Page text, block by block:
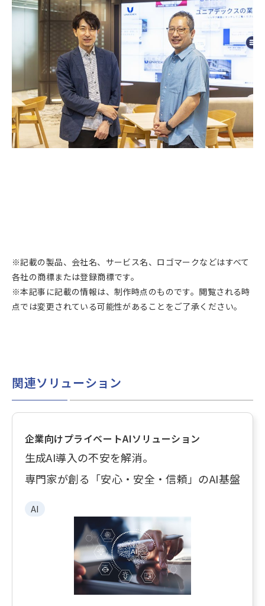
※記載の製品、会社名、サービス名、ロゴマークなどはすべて
各社の商標または登録商標です。
※本記事に記載の情報は、制作時点のものです。閲覧される時
点では変更されている可能性があることをご了承ください。
関連ソリューション
企業向けプライベートAIソリューション
生成AI導入の不安を解消。
専門家が創る「安心・安全・信頼」のAI基盤
AI